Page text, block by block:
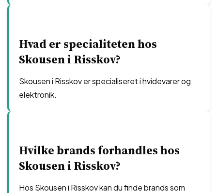
Hvad er specialiteten hos
Skousen i Risskov?
Skousen i Risskov er specialiseret i hvidevarer og
elektronik.
Hvilke brands forhandles hos
Skousen i Risskov?
Hos Skousen i Risskov kan du finde brands som